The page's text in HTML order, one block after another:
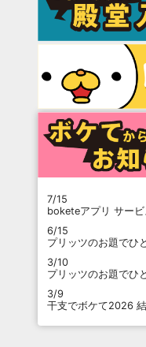
7/15
boketeアプリ サー
6/15
プリッツのお題でひ
3/10
プリッツのお題でひ
3/9
干支でボケて2026